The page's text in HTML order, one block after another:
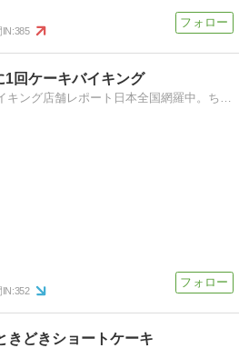
IN:385
1回ケーキバイキング
動画もありなケーキバイキング店舗レポート日本全国網羅中。ちゃんと全店自分で行ってます。最低二日に一回更新
IN:352
きどきショートケーキ